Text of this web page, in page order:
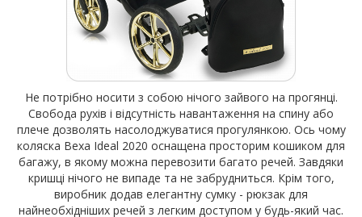
Не потрібно носити з собою нічого зайвого на прогянці.
Свобода рухів і відсутність навантаження на спину або
плече дозволять насолоджуватися прогулянкою. Ось чому
коляска Bexa Ideal 2020 оснащена просторим кошиком для
багажу, в якому можна перевозити багато речей. Завдяки
кришці нічого не випаде та не забрудниться. Крім того,
виробник додав елегантну сумку - рюкзак для
найнеобхідніших речей з легким доступом у будь-який час.